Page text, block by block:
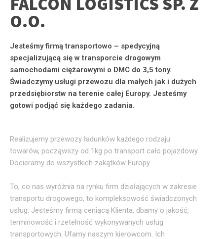
O.O.​
Jesteśmy firmą transportowo – spedycyjną
specjalizującą się w transporcie drogowym
samochodami ciężarowymi o DMC do 3,5 tony.
Świadczymy usługi przewozu dla małych jak i dużych
przedsiębiorstw na terenie całej Europy. Jesteśmy
gotowi podjąć się każdego zadania.
Realizujemy przewozy ładunków każdego rodzaju
towarów, począwszy od 1kg po transport cało pojazdowy.
Docieramy do wszystkich zakątków Europy.
To, co nas wyróżnia na rynku firm działających w zakresie
transportu drogowego, to kompleksowość świadczonych
usług. Jesteśmy firmą ceniącą Klienta, dbamy o jakość,
terminowość i rzetelność wykonywanych usług
transportowych. Ufamy naszym kierowcom. Ich